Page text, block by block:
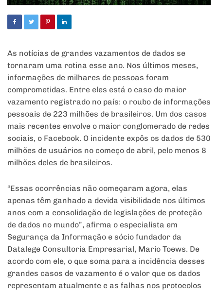
As notícias de grandes vazamentos de dados se
tornaram uma rotina esse ano. Nos últimos meses,
informações de milhares de pessoas foram
comprometidas. Entre eles está o caso do maior
vazamento registrado no país: o roubo de informações
pessoais de 223 milhões de brasileiros. Um dos casos
mais recentes envolve o maior conglomerado de redes
sociais, o Facebook. O incidente expôs os dados de 530
milhões de usuários no começo de abril, pelo menos 8
milhões deles de brasileiros.
“Essas ocorrências não começaram agora, elas
apenas têm ganhado a devida visibilidade nos últimos
anos com a consolidação de legislações de proteção
de dados no mundo”, afirma o especialista em
Segurança da Informação e sócio fundador da
Datalege Consultoria Empresarial, Mario Toews. De
acordo com ele, o que soma para a incidência desses
grandes casos de vazamento é o valor que os dados
representam atualmente e as falhas nos protocolos